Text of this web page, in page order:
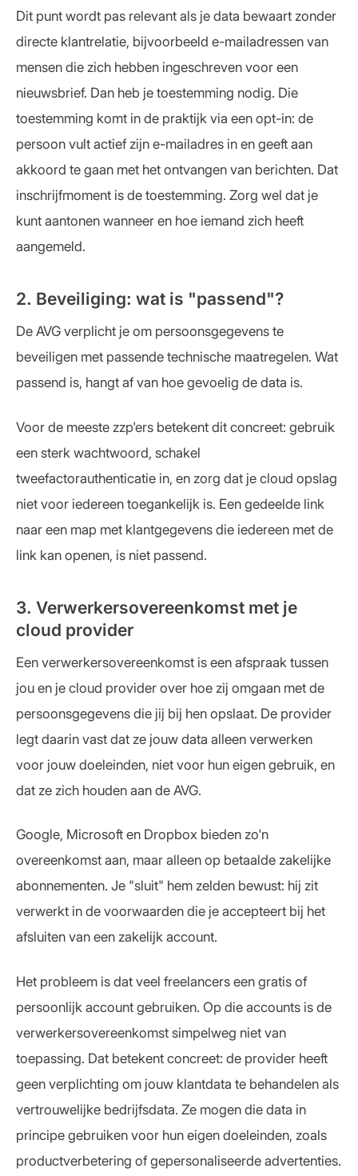
Dit punt wordt pas relevant als je data bewaart zonder
directe klantrelatie, bijvoorbeeld e-mailadressen van
mensen die zich hebben ingeschreven voor een
nieuwsbrief. Dan heb je toestemming nodig. Die
toestemming komt in de praktijk via een opt-in: de
persoon vult actief zijn e-mailadres in en geeft aan
akkoord te gaan met het ontvangen van berichten. Dat
inschrijfmoment is de toestemming. Zorg wel dat je
kunt aantonen wanneer en hoe iemand zich heeft
aangemeld.
2. Beveiliging: wat is "passend"?
De AVG verplicht je om persoonsgegevens te
beveiligen met passende technische maatregelen. Wat
passend is, hangt af van hoe gevoelig de data is.
Voor de meeste zzp'ers betekent dit concreet: gebruik
een sterk wachtwoord, schakel
tweefactorauthenticatie in, en zorg dat je cloud opslag
niet voor iedereen toegankelijk is. Een gedeelde link
naar een map met klantgegevens die iedereen met de
link kan openen, is niet passend.
3. Verwerkersovereenkomst met je
cloud provider
Een verwerkersovereenkomst is een afspraak tussen
jou en je cloud provider over hoe zij omgaan met de
persoonsgegevens die jij bij hen opslaat. De provider
legt daarin vast dat ze jouw data alleen verwerken
voor jouw doeleinden, niet voor hun eigen gebruik, en
dat ze zich houden aan de AVG.
Google, Microsoft en Dropbox bieden zo'n
overeenkomst aan, maar alleen op betaalde zakelijke
abonnementen. Je "sluit" hem zelden bewust: hij zit
verwerkt in de voorwaarden die je accepteert bij het
afsluiten van een zakelijk account.
Het probleem is dat veel freelancers een gratis of
persoonlijk account gebruiken. Op die accounts is de
verwerkersovereenkomst simpelweg niet van
toepassing. Dat betekent concreet: de provider heeft
geen verplichting om jouw klantdata te behandelen als
vertrouwelijke bedrijfsdata. Ze mogen die data in
principe gebruiken voor hun eigen doeleinden, zoals
productverbetering of gepersonaliseerde advertenties.